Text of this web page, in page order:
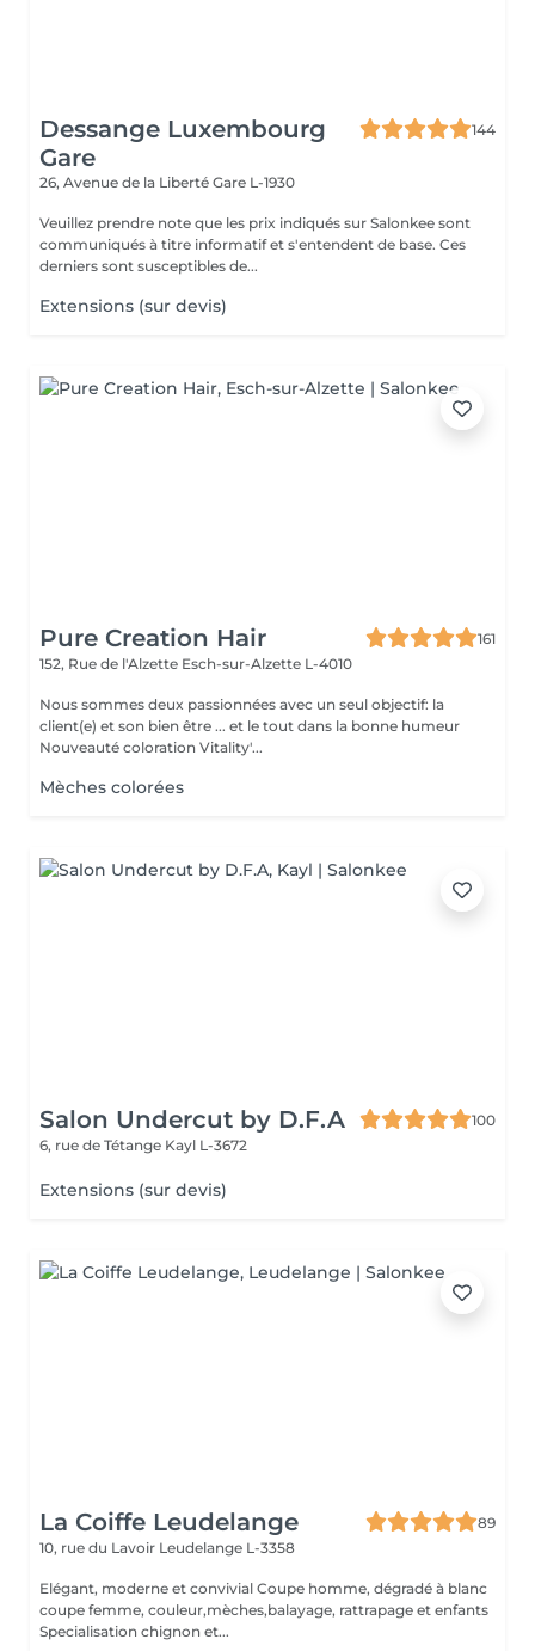
Dessange Luxembourg
Gare
144
26, Avenue de la Liberté Gare L-1930
Veuillez prendre note que les prix indiqués sur Salonkee sont
communiqués à titre informatif et s'entendent de base. Ces
derniers sont susceptibles de...
Extensions (sur devis)
Pure Creation Hair
161
152, Rue de l'Alzette Esch-sur-Alzette L-4010
Nous sommes deux passionnées avec un seul objectif: la
client(e) et son bien être ... et le tout dans la bonne humeur
Nouveauté coloration Vitality'...
Mèches colorées
Salon Undercut by D.F.A
100
6, rue de Tétange Kayl L-3672
Extensions (sur devis)
La Coiffe Leudelange
89
10, rue du Lavoir Leudelange L-3358
Elégant, moderne et convivial Coupe homme, dégradé à blanc
coupe femme, couleur,mèches,balayage, rattrapage et enfants
Specialisation chignon et...